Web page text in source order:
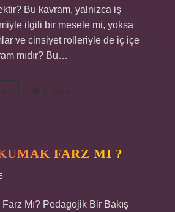
Bu kavram, yalnızca iş
ilgili bir mesele mi, yoksa
ve cinsiyet rolleriyle de iç içe
mıdır? Bu…
işçilik
6 Yorum
FARZ MI ?
Mı? Pedagojik Bir Bakış